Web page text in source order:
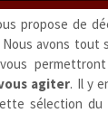
propose de
avons tout
agiter. Il y
sélection du